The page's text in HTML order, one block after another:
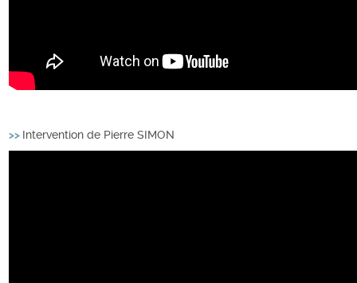
>> Intervention de Pierre SIMON